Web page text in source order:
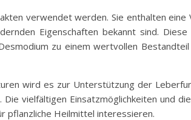
verwendet werden. Sie enthalten eine
Eigenschaften bekannt sind. Diese
zu einem wertvollen
wird es zur Unterstützung der
vielfältigen Einsatzmöglichkeiten und
pflanzliche Heilmittel interessieren.